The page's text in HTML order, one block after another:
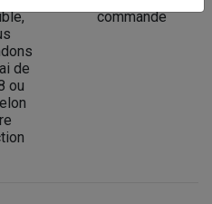
de
ou
commande
contenu et des